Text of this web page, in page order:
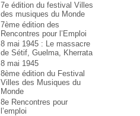
7e édition du festival Villes
des musiques du Monde
7ème édition des
Rencontres pour l’Emploi
8 mai 1945 : Le massacre
de Sétif, Guelma, Kherrata
8 mai 1945
8ème édition du Festival
Villes des Musiques du
Monde
8e Rencontres pour
l’emploi